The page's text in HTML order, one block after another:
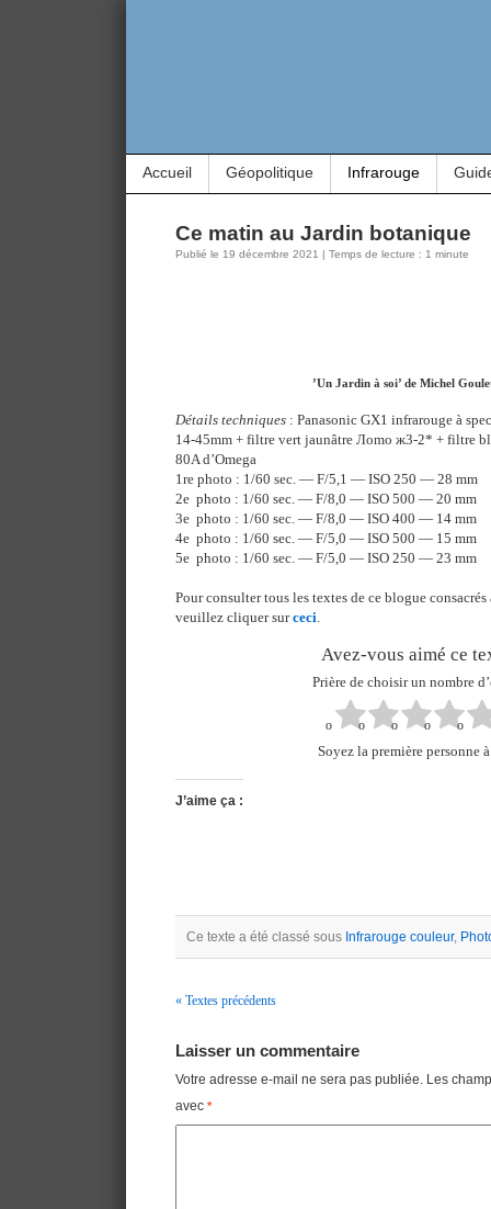
Accueil Géopolitique Infrarouge
Ce matin au Jardin botanique
Publié le 19 décembre 2021 | Temps de lecture : 1 minute
’Un Jardin à soi’ de Michel
Détails techniques : Panasonic GX1 infrarouge à
14-45mm + filtre vert jaunâtre Лomo ж3-2* + filtre
80A d’Omega
1re photo : 1/60 sec. — F/5,1 — ISO 250 — 28 mm
2e photo : 1/60 sec. — F/8,0 — ISO 500 — 20 mm
3e photo : 1/60 sec. — F/8,0 — ISO 400 — 14 mm
4e photo : 1/60 sec. — F/5,0 — ISO 500 — 15 mm
5e photo : 1/60 sec. — F/5,0 — ISO 250 — 23 mm
Pour consulter tous les textes de ce blogue
veuillez cliquer surceci.
Avez-vous aimé ce
Prière de choisir un nombre
Soyez la première personne
J’aime ça :
Ce texte a été classé sous Infrarouge couleur,
« Textes précédents
Laisser un commentaire
Votre adresse e-mail ne sera pas publiée. Les
avec *